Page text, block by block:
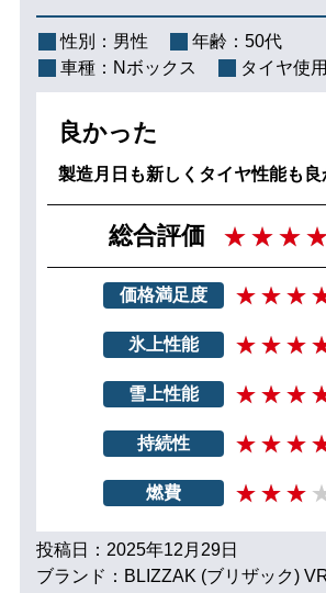
性別： 男性 年齢： 50代
車種： Nボックス タイヤ使
良かった
製造月日も新しくタイヤ性能も良
総合評価
価格満足度
氷上性能
雪上性能
持続性
燃費
投稿日：2025年12月29日
ブランド：BLIZZAK (ブリザック)